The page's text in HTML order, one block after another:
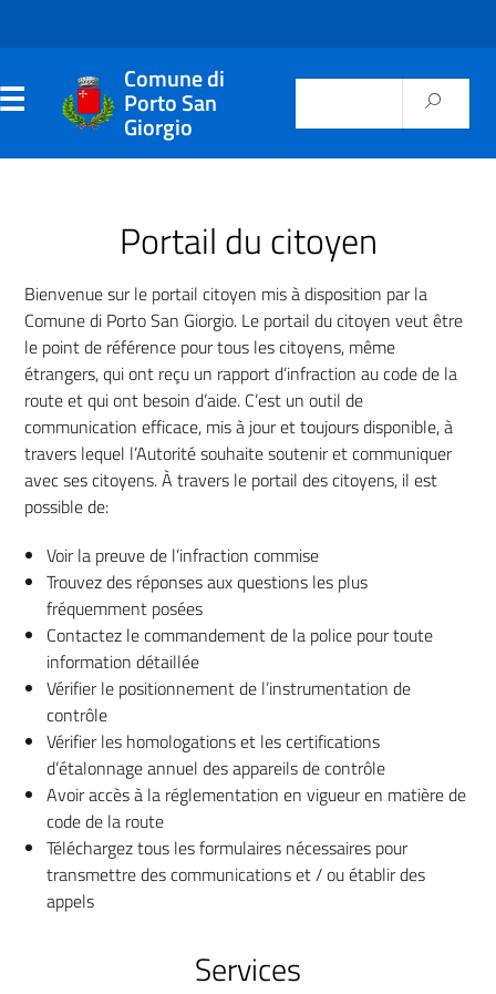
Comune di
Porto San
Giorgio
Français
Portail du citoyen
Bienvenue sur le portail citoyen mis à disposition par la
Comune di Porto San Giorgio. Le portail du citoyen veut être
le point de référence pour tous les citoyens, même
étrangers, qui ont reçu un rapport d’infraction au code de la
route et qui ont besoin d’aide. C’est un outil de
communication efficace, mis à jour et toujours disponible, à
travers lequel l’Autorité souhaite soutenir et communiquer
avec ses citoyens. À travers le portail des citoyens, il est
possible de:
Voir la preuve de l’infraction commise
Trouvez des réponses aux questions les plus
fréquemment posées
Contactez le commandement de la police pour toute
information détaillée
Vérifier le positionnement de l’instrumentation de
contrôle
Vérifier les homologations et les certifications
d’étalonnage annuel des appareils de contrôle
Avoir accès à la réglementation en vigueur en matière de
code de la route
Téléchargez tous les formulaires nécessaires pour
transmettre des communications et / ou établir des
appels
Services